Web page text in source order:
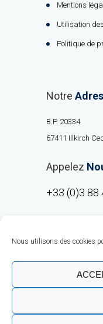
Nous utilisons des cookies
Mentions
Utilisation
Politique de
Notre
B.P. 20334
67411 Illkirch
Appelez
+33 (0)3 88